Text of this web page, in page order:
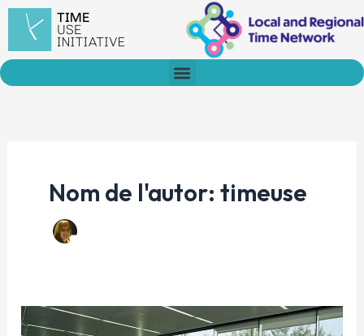
Vés
contingut
Nom de l'autor: timeuse
El